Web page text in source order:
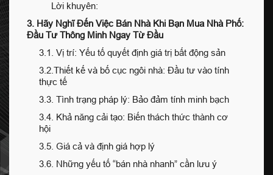
Lời khuyên:
3. Hãy Nghĩ Đến Việc Bán Nhà Khi Bạn Mua Nhà Phố:
Đầu Tư Thông Minh Ngay Từ Đầu
3.1. Vị trí: Yếu tố quyết định giá trị bất động sản
3.2.Thiết kế và bố cục ngôi nhà: Đầu tư vào tính
thực tế
3.3. Tình trạng pháp lý: Bảo đảm tính minh bạch
3.4. Khả năng cải tạo: Biến thách thức thành cơ
hội
3.5. Giá cả và định giá hợp lý
3.6. Những yếu tố “bán nhà nhanh” cần lưu ý